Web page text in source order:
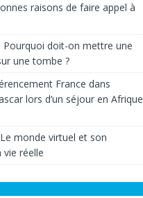
raisons de faire appel à
Pourquoi doit-on mettre une
une tombe ?
France dans
lors d’un séjour en Afrique
Le monde virtuel et son
vie réelle